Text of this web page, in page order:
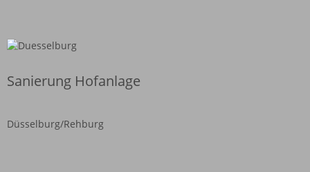
Sanierung Hofanlage
Düsselburg/Rehburg